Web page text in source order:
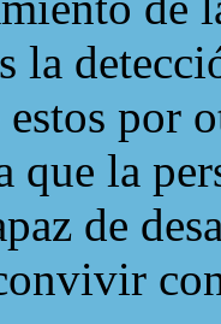
la
por
que la
de